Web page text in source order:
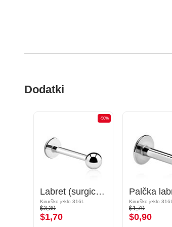
Dodatki
-50%
Labret (surgical steel, silver, shiny finish)
Kirurško jeklo 316L
$3,39
$1,70
Kirurško jeklo 316L
$1,79
$0,90